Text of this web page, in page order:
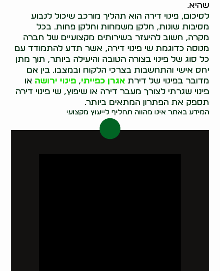
שהיא.
לסיכום, פינוי דירה הוא תהליך מורכב שיכול לנבוע
מסיבות שונות, חלקן משמחות וחלקן פחות. בכל
מקרה, חשוב להיעזר בשירותים מקצועיים של חברה
מנוסה כדוגמת שי פינוי דירה, אשר תדע להתמודד עם
כל סוג של פינוי בצורה הטובה והיעילה ביותר, תוך מתן
יחס אישי והתחשבות בצרכי הלקוח ובמצבו. בין אם
מדובר בפינוי של דירת אגרן כפייתי,פינוי ירושה או
פינוי שגרתי לצורך מעבר דירה או שיפוץ, שי פינוי דירה
תספק את הפתרון המתאים ביותר.
המידע באתר אינו מהווה תחליף לייעוץ מקצועי